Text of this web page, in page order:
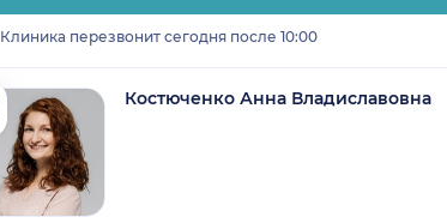
Клиника перезвонит сегодня после 10:00
Костюченко Анна Владиславовна